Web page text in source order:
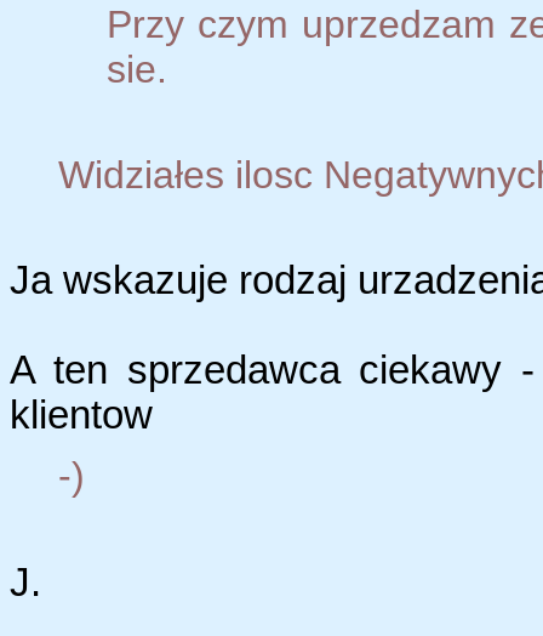
Przy czym uprzedzam
sie.
Widziałes ilosc
Ja wskazuje rodzaj
A ten sprzedawca ciekawy
klientow
-)
J.